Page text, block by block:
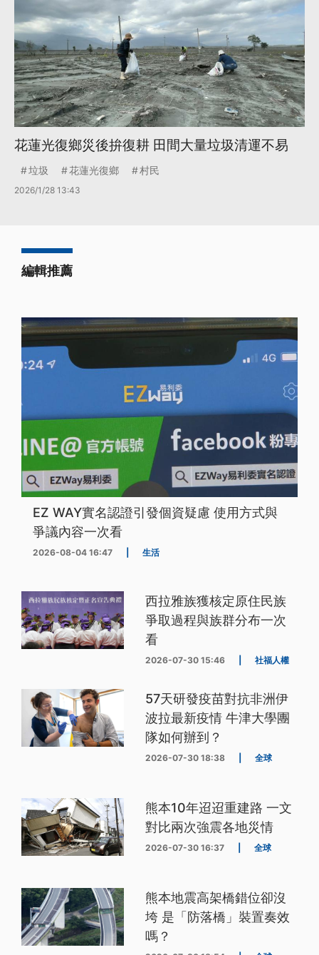
花蓮光復鄉災後拚復耕 田間大量垃圾清運不易
垃圾 花蓮光復鄉 村民
2026/1/28 13:43
編輯推薦
EZ WAY實名認證引發個資疑慮 使用方式與
爭議內容一次看
2026-08-04 16:47 生活
西拉雅族獲核定原住民族
爭取過程與族群分布一次
看
2026-07-30 15:46 社福人權
57天研發疫苗對抗非洲伊
波拉最新疫情 牛津大學團
隊如何辦到？
2026-07-30 18:38 全球
熊本10年迢迢重建路 一文
對比兩次強震各地災情
2026-07-30 16:37 全球
熊本地震高架橋錯位卻沒
垮 是「防落橋」裝置奏效
嗎？